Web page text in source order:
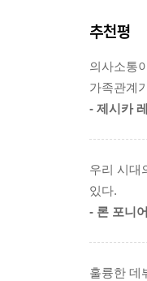
재기 넘
--- p.123
만일 당
--- p.149
하버드의
호응해줘
있다. 대
대화의
저자가 제
추천평
의사소통
가족관계
- 제시카
우리 시대
있다.
- 론 포니
훌륭한 데